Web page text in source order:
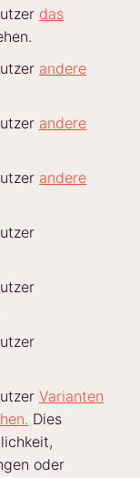
das
andere
andere
andere
Varianten
Dies
oder